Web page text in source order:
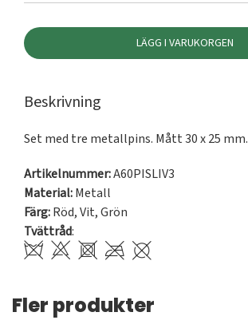
LÄGG I VARUKORGEN
Beskrivning
Set med tre metallpins. Mått 30 x 25 mm.
Artikelnummer:A60PISLIV3
Material:Metall
Färg:Röd,Vit,Grön
Tvättråd:
Fler produkter